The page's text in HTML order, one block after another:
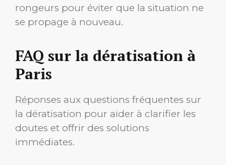
rongeurs pour éviter que la situation ne
se propage à nouveau.
FAQ sur la dératisation à
Paris
Réponses aux questions fréquentes sur
la dératisation pour aider à clarifier les
doutes et offrir des solutions
immédiates.